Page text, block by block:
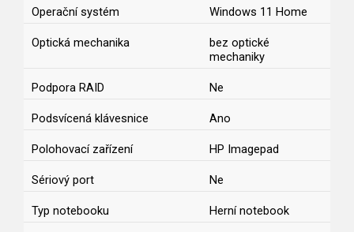
Operační systém Windows 11 Home
Optická mechanika
bez optické
mechaniky
Podpora RAID Ne
Podsvícená klávesnice Ano
Polohovací zařízení HP Imagepad
Sériový port Ne
Typ notebooku Herní notebook